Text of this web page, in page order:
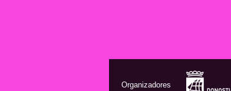
Organizadores